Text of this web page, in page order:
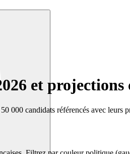
et projections
000 candidats référencés avec leurs